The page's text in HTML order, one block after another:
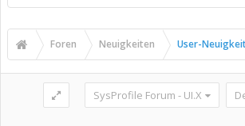
Foren Neuigkeiten User-
SysProfile Forum - UI.X